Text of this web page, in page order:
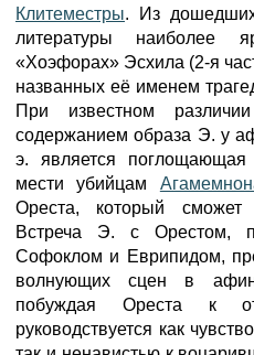
Клитеместры. Из дошедших
литературы наиболее
«Хоэфорах» Эсхила (2-я
названных её именем
При известном
содержанием образа Э. у
э. является
мести убийцам
Ореста, который сможет
Встреча Э. с Орестом,
Софоклом и Еврипидом,
волнующих сцен в
побуждая Ореста к
руководствуется как